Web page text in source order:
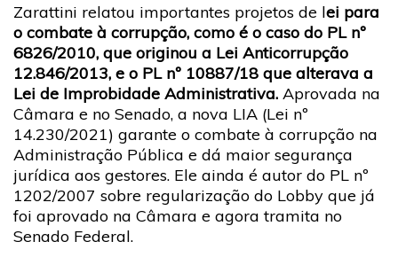
Zarattini relatou importantes projetos de lei para
o combate à corrupção, como é o caso do PL nº
6826/2010, que originou a Lei Anticorrupção
12.846/2013, e o PL nº 10887/18 que alterava a
Lei de Improbidade Administrativa. Aprovada na
Câmara e no Senado, a nova LIA (Lei nº
14.230/2021) garante o combate à corrupção na
Administração Pública e dá maior segurança
jurídica aos gestores. Ele ainda é autor do PL nº
1202/2007 sobre regularização do Lobby que já
foi aprovado na Câmara e agora tramita no
Senado Federal.